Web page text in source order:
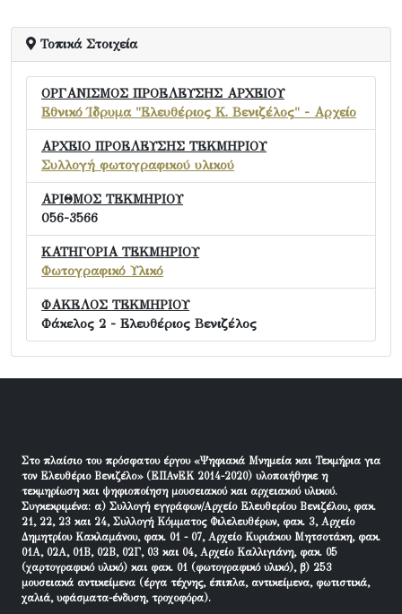
Τοπικά Στοιχεία
ΟΡΓΑΝΙΣΜΟΣ ΠΡΟΕΛΕΥΣΗΣ ΑΡΧΕΙΟΥ
Εθνικό Ίδρυμα "Ελευθέριος Κ. Βενιζέλος" - Αρχείο
ΑΡΧΕΙΟ ΠΡΟΕΛΕΥΣΗΣ ΤΕΚΜΗΡΙΟΥ
Συλλογή φωτογραφικού υλικού
ΑΡΙΘΜΟΣ ΤΕΚΜΗΡΙΟΥ
056-3566
ΚΑΤΗΓΟΡΙΑ ΤΕΚΜΗΡΙΟΥ
Φωτογραφικό Υλικό
ΦΑΚΕΛΟΣ ΤΕΚΜΗΡΙΟΥ
Φάκελος 2 - Ελευθέριος Βενιζέλος
Στο πλαίσιο του πρόσφατου έργου «Ψηφιακά Μνημεία και Τεκμήρια για
τον Ελευθέριο Βενιζέλο» (ΕΠΑνΕΚ 2014-2020) υλοποιήθηκε η
τεκμηρίωση και ψηφιοποίηση μουσειακού και αρχειακού υλικού.
Συγκεκριμένα: α) Συλλογή εγγράφων/Αρχείο Ελευθερίου Βενιζέλου, φακ.
21, 22, 23 και 24, Συλλογή Κόμματος Φιλελευθέρων, φακ. 3, Αρχείο
Δημητρίου Κακλαμάνου, φακ. 01 - 07, Αρχείο Κυριάκου Μητσοτάκη, φακ.
01Α, 02Α, 01Β, 02Β, 02Γ, 03 και 04, Αρχείο Καλλιγιάνη, φακ. 05
(χαρτογραφικό υλικό) και φακ. 01 (φωτογραφικό υλικό), β) 253
μουσειακά αντικείμενα (έργα τέχνης, έπιπλα, αντικείμενα, φωτιστικά,
χαλιά, υφάσματα-ένδυση, τροχοφόρα).